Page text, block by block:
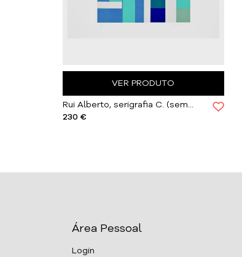
VER PRODUTO
Rui Alberto, serigrafia C. (sem título) | Com Moldura
230 €
Área Pessoal
Login